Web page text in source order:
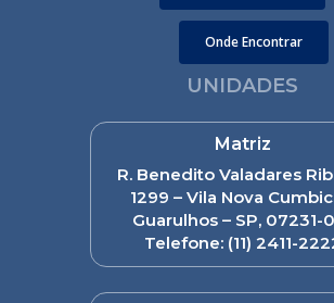
Onde Encontrar
UNIDADES
Matriz
R. Benedito Valadares
1299 – Vila Nova
Guarulhos – SP, 07231-
Telefone: (11) 2411-